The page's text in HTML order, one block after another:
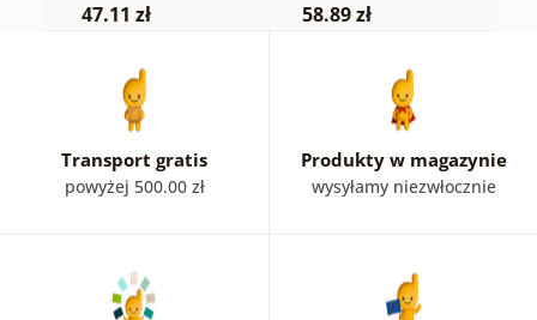
47.11 zł 58.89 zł
Transport gratis
powyżej 500.00 zł
Produkty w magazynie
wysyłamy niezwłocznie